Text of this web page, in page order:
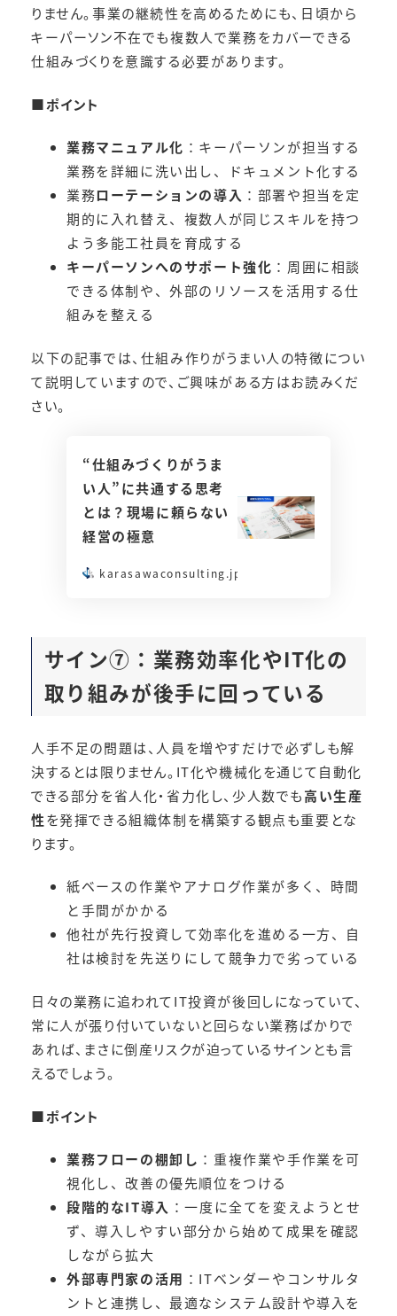
りません。事業の継続性を高めるためにも、日頃から
キーパーソン不在でも複数人で業務をカバーできる
仕組みづくりを意識する必要があります。
■ポイント
業務マニュアル化 ：キーパーソンが担当する
業務を詳細に洗い出し、ドキュメント化する
業務ローテーションの導入 ：部署や担当を定
期的に入れ替え、複数人が同じスキルを持つ
よう多能工社員を育成する
キーパーソンへのサポート強化 ：周囲に相談
できる体制や、外部のリソースを活用する仕
組みを整える
以下の記事では、仕組み作りがうまい人の特徴につい
て説明していますので、ご興味がある方はお読みくだ
さい。
“仕組みづくりがうま
い人”に共通する思考
とは？現場に頼らない
経営の極意
karasawaconsulting.jp
サイン⑦： 業務効率化やIT化の
取り組みが後手に回っている
人手不足の問題は、人員を増やすだけで必ずしも解
決するとは限りません。IT化や機械化を通じて自動化
できる部分を省人化・省力化し、少人数でも高い生産
性を発揮できる組織体制を構築する観点も重要とな
ります。
紙ベースの作業やアナログ作業が多く、時間
と手間がかかる
他社が先行投資して効率化を進める一方、自
社は検討を先送りにして競争力で劣っている
日々の業務に追われてIT投資が後回しになっていて、
常に人が張り付いていないと回らない業務ばかりで
あれば、まさに倒産リスクが迫っているサインとも言
えるでしょう。
■ポイント
業務フローの棚卸し ：重複作業や手作業を可
視化し、改善の優先順位をつける
段階的なIT導入 ：一度に全てを変えようとせ
ず、導入しやすい部分から始めて成果を確認
しながら拡大
外部専門家の活用 ：ITベンダーやコンサルタ
ントと連携し、最適なシステム設計や導入を